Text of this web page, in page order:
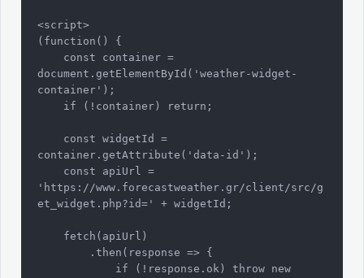
<script>
(function() {
document.getElementById('weather-widget-
container');
container.getAttribute('data-id');
'https://www.forecastweather.gr/client/src/g
et_widget.php?id=' + widgetId;